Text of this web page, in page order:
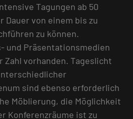
Tagungen ab 50
Dauer von einem bis zu
zu können.
und Präsentationsmedien
Zahl vorhanden. Tageslicht
sind ebenso erforderlich
Möblierung, die Möglichkeit
Konferenzräume ist zu